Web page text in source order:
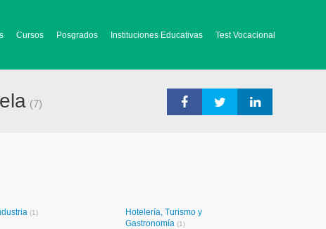
Cursos Posgrados Instituciones Educativas Test Vocacional
(7)
(1)
Hotelería, Turismo y
Gastronomía (1)